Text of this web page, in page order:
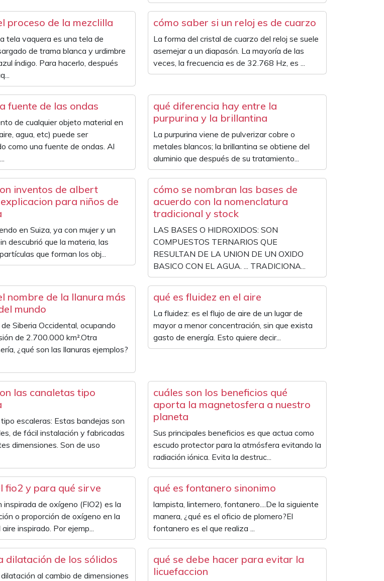
proceso de la mezclilla
tela vaquera es una tela de
de trama blanca y urdimbre
índigo. Para hacerlo, después
cómo saber si un reloj es de cuarzo
La forma del cristal de cuarzo del reloj se suele
asemejar a un diapasón. La mayoría de las
veces, la frecuencia es de 32.768 Hz, es ...
fuente de las ondas
de cualquier objeto material en
agua, etc) puede ser
como una fuente de ondas. Al
qué diferencia hay entre la
purpurina y la brillantina
La purpurina viene de pulverizar cobre o
metales blancos; la brillantina se obtiene del
aluminio que después de su tratamiento...
inventos de albert
para niños de
en Suiza, ya con mujer y un
descubrió que la materia, las
que forman los obj...
cómo se nombran las bases de
acuerdo con la nomenclatura
tradicional y stock
LAS BASES O HIDROXIDOS: SON
COMPUESTOS TERNARIOS QUE
RESULTAN DE LA UNION DE UN OXIDO
BASICO CON EL AGUA. ... TRADICIONA...
nombre de la llanura más
mundo
Siberia Occidental, ocupando
de 2.700.000 km².Otra
¿qué son las llanuras ejemplos?
qué es fluidez en el aire
La fluidez: es el flujo de aire de un lugar de
mayor a menor concentración, sin que exista
gasto de energía. Esto quiere decir...
las canaletas tipo
escaleras: Estas bandejas son
de fácil instalación y fabricadas
dimensiones. Son de uso
cuáles son los beneficios qué
aporta la magnetosfera a nuestro
planeta
Sus principales beneficios es que actua como
escudo protector para la atmósfera evitando la
radiación iónica. Evita la destruc...
fio2 y para qué sirve
inspirada de oxígeno (FIO2) es la
o proporción de oxígeno en la
inspirado. Por ejemp...
qué es fontanero sinonimo
lampista, linternero, fontanero....De la siguiente
manera, ¿qué es el oficio de plomero?El
fontanero es el que realiza ...
dilatación de los sólidos
al cambio de dimensiones
qué se debe hacer para evitar la
licuefaccion